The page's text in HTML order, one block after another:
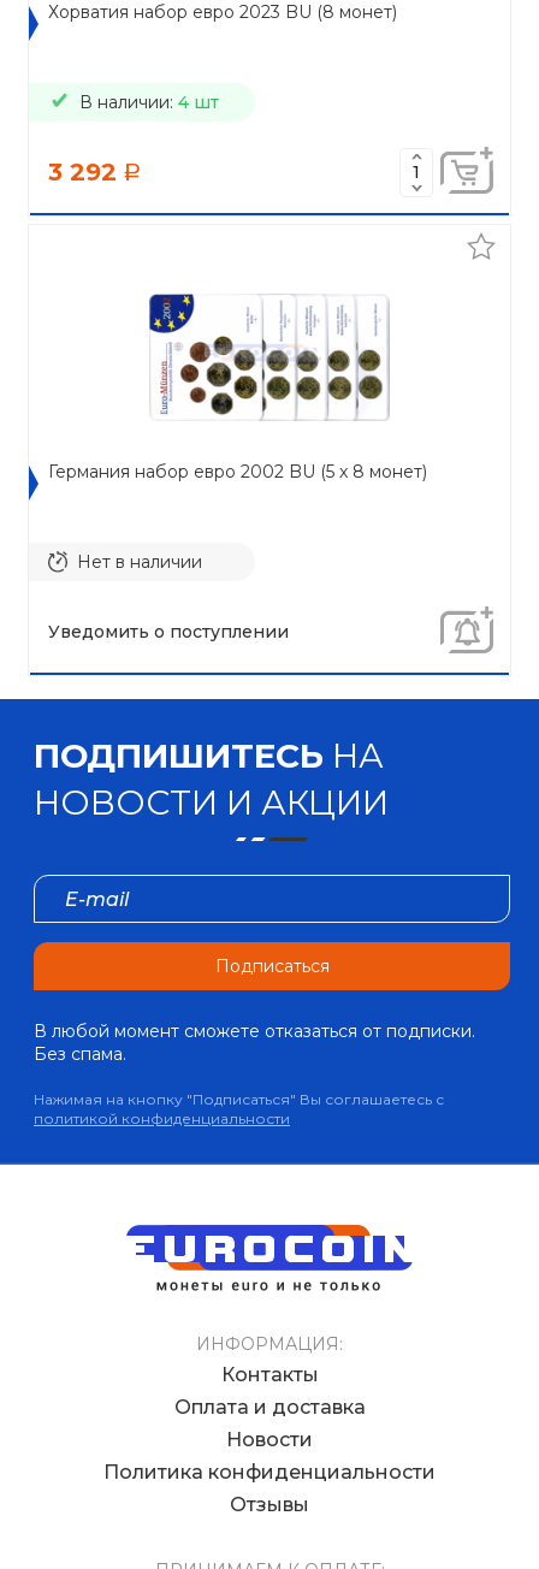
Хорватия набор евро 2023 BU (8 монет)
В наличии: 4 шт
3 292 a
Германия набор евро 2002 BU (5 x 8 монет)
Нет в наличии
Уведомить о поступлении
ПОДПИШИТЕСЬ НА
НОВОСТИ И АКЦИИ
Подписаться
В любой момент сможете отказаться от подписки.
Без спама.
Нажимая на кнопку "Подписаться" Вы соглашаетесь с
политикой конфиденциальности
ИНФОРМАЦИЯ:
Контакты
Оплата и доставка
Новости
Политика конфиденциальности
Отзывы